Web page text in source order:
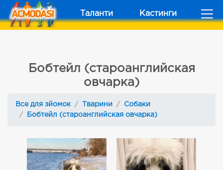
Таланти Кастинги
Бобтейл (староанглийская
овчарка)
Все для зйомок Тварини
Собаки
Бобтейл (староанглийская овчарка)